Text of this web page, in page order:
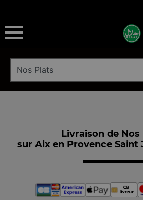
Livraison de Nos
sur Aix en Provence Saint